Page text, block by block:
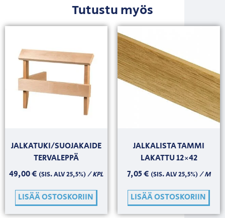
Tutustu myös
JALKATUKI/SUOJAKAIDE
TERVALEPPÄ
49,00€ (SIS. ALV 25,5%)/ KPL
LISÄÄ OSTOSKORIIN
JALKALISTA TAMMI
LAKATTU 12×42
7,05€ (SIS. ALV 25,5%)/ M
LISÄÄ OSTOSKORIIN